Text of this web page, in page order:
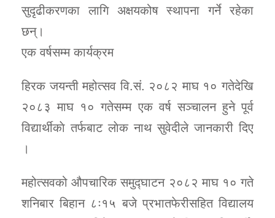
सुदृढीकरणका लागि अक्षयकोष स्थापना गर्ने रहेका
छन्।
एक वर्षसम्म कार्यक्रम
हिरक जयन्ती महोत्सव वि.सं. २०८२ माघ १० गतेदेखि
२०८३ माघ १० गतेसम्म एक वर्ष सञ्चालन हुने पूर्व
विद्यार्थीकाे तर्फबाट लाेक नाथ सुवेदीले जानकारी‌ दिए
।
महोत्सवको औपचारिक समुद्घाटन २०८२ माघ १० गते
शनिबार बिहान ८ः१५ बजे प्रभातफेरीसहित विद्यालय